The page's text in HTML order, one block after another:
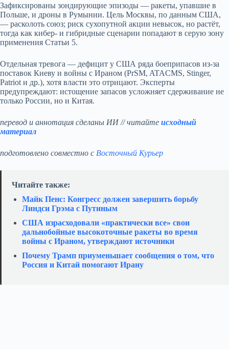
Зафиксированы зондирующие эпизоды — ракеты, упавшие в
Польше, и дроны в Румынии. Цель Москвы, по данным США,
— расколоть союз; риск сухопутной акции невысок, но растёт,
тогда как кибер- и гибридные сценарии попадают в серую зону
применения Статьи 5.
Отдельная тревога — дефицит у США ряда боеприпасов из‑за
поставок Киеву и войны с Ираном (PrSM, ATACMS, Stinger,
Patriot и др.), хотя власти это отрицают. Эксперты
предупреждают: истощение запасов усложняет сдерживание не
только России, но и Китая.
перевод и аннотация сделаны ИИ // читайте исходный
материал
подготовлено совместно с Восточный Курьер
Читайте также:
Майк Пенс: Конгресс должен завершить борьбу
Линдси Грэма с Путиным
США израсходовали «практически все» свои
дальнобойные высокоточные ракеты во время
войны с Ираном, утверждают источники
Почему Трамп приуменьшает сообщения о том, что
Россия и Китай помогают Ирану